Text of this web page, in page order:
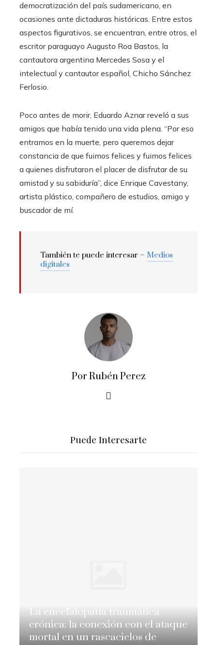
democratización del país sudamericano, en
ocasiones ante dictaduras históricas. Entre estos
aspectos figurativos, se encuentran, entre otros, el
escritor paraguayo Augusto Roa Bastos, la
cantautora argentina Mercedes Sosa y el
intelectual y cantautor español, Chicho Sánchez
Ferlosio.
Poco antes de morir, Eduardo Aznar reveló a sus
amigos que había tenido una vida plena. “Por eso
entramos en la muerte, pero queremos dejar
constancia de que fuimos felices y fuimos felices
a quienes disfrutaron el placer de disfrutar de su
amistad y su sabiduría”, dice Enrique Cavestany,
artista plástico, compañero de estudios, amigo y
buscador de mí.
También te puede interesar – Medios
digitales
Por Rubén Perez
Puede Interesarte
La encefalopatía traumática
crónica: la conexión con el ataque
mortal en un rascacielos de